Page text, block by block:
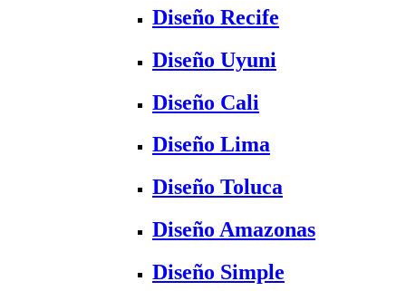
Diseño Recife
Diseño Uyuni
Diseño Cali
Diseño Lima
Diseño Toluca
Diseño Amazonas
Diseño Simple